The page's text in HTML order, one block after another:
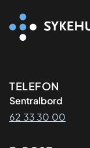
TELEFON
Sentralbord
62 33 30 00